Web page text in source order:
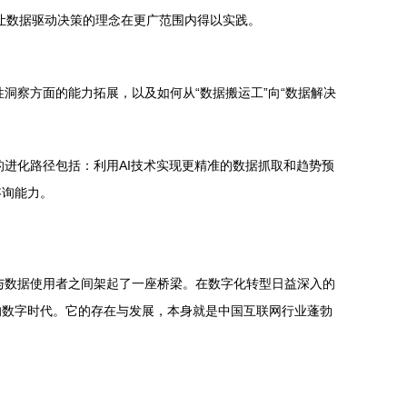
据驱动决策的理念在更广范围内得以实践。
察方面的能力拓展，以及如何从“数据搬运工”向“数据解决
化路径包括：利用AI技术实现更精准的数据抓取和趋势预
能力。
据使用者之间架起了一座桥梁。在数字化转型日益深入的
字时代。它的存在与发展，本身就是中国互联网行业蓬勃